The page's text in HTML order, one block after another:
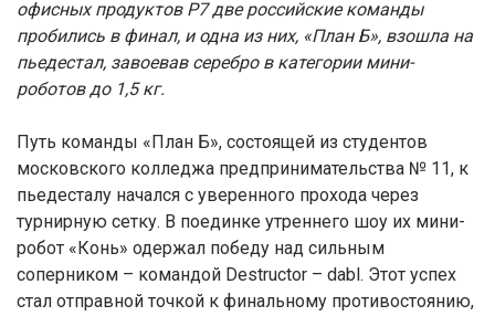
офисных продуктов Р7 две российские команды
пробились в финал, и одна из них, «План Б», взошла на
пьедестал, завоевав серебро в категории мини-
роботов до 1,5 кг.
Путь команды «План Б», состоящей из студентов
московского колледжа предпринимательства № 11, к
пьедесталу начался с уверенного прохода через
турнирную сетку. В поединке утреннего шоу их мини-
робот «Конь» одержал победу над сильным
соперником – командой Destructor – dabl. Этот успех
стал отправной точкой к финальному противостоянию,